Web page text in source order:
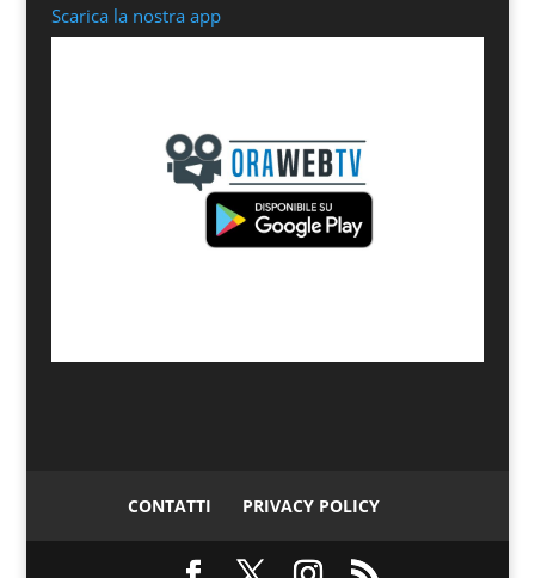
Scarica la nostra app
CONTATTI PRIVACY POLICY